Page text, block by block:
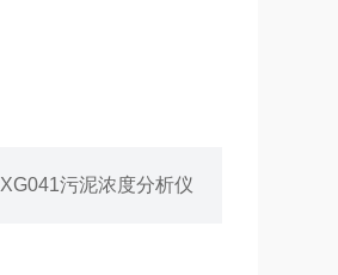
XG041污泥浓度分析仪